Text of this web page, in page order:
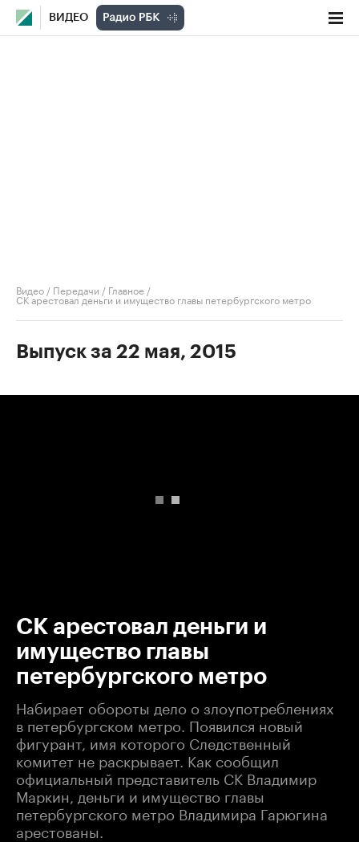
ВИДЕО
Видео / Передачи / Главное /
СК арестовал деньги и имущество главы петербургского метро
Выпуск за 22 мая, 2015
СК арестовал деньги и
имущество главы
петербургского метро
Набирает обороты дело о злоупотреблениях
в петербургском метро. Появился новый
фигурант, имя которого Следственный
комитет не раскрывает. Как сообщил
официальный представитель СК Владимир
Маркин, деньги и имущество главы
петербургского метро Владимира Гарюгина
арестованы.